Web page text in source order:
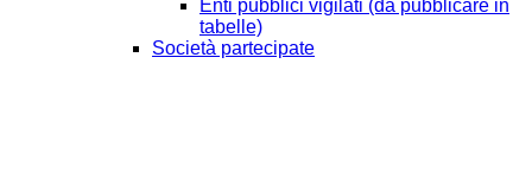
Enti pubblici vigilati (da pubblicare in
tabelle)
Società partecipate